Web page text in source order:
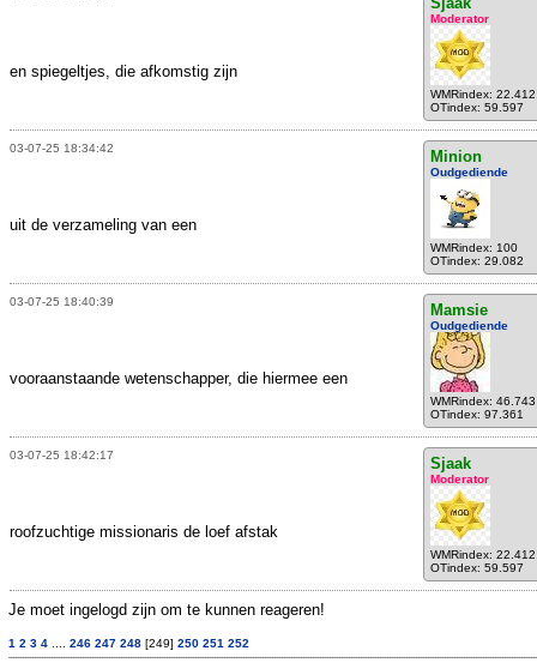
Moderator
WMRindex: 22.412
OTindex: 59.597
en spiegeltjes, die afkomstig zijn
03-07-25 18:34:42 Minion
Oudgediende
WMRindex: 100
OTindex: 29.082
uit de verzameling van een
03-07-25 18:40:39 Mamsie
Oudgediende
WMRindex: 46.743
OTindex: 97.361
vooraanstaande wetenschapper, die hiermee een
03-07-25 18:42:17 Sjaak
Moderator
WMRindex: 22.412
OTindex: 59.597
roofzuchtige missionaris de loef afstak
Je moet ingelogd zijn om te kunnen reageren!
1 2 3 4 246 247 248 [249] 250 251 252